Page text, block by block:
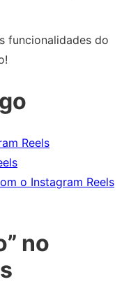
funcionalidades do
Reels
o Instagram Reels
no